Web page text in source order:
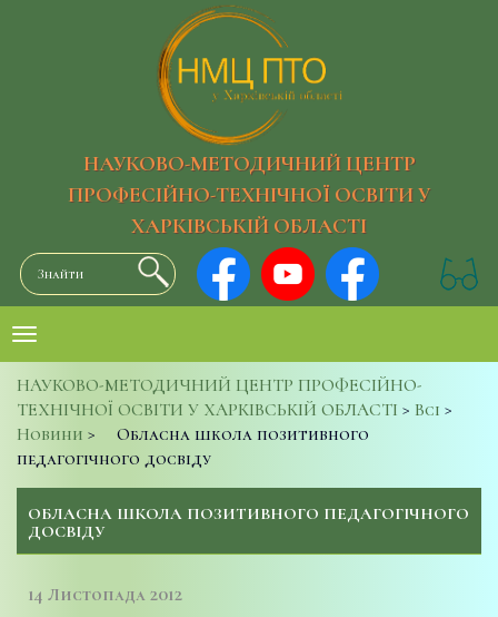
НАУКОВО-МЕТОДИЧНИЙ ЦЕНТР
ПРОФЕСІЙНО-ТЕХНІЧНОЇ ОСВІТИ У
ХАРКІВСЬКІЙ ОБЛАСТІ
НАУКОВО-МЕТОДИЧНИЙ ЦЕНТР ПРОФЕСІЙНО-
ТЕХНІЧНОЇ ОСВІТИ У ХАРКІВСЬКІЙ ОБЛАСТІ > Всі >
Новини >
Обласна школа позитивного
педагогічного досвіду
ОБЛАСНА ШКОЛА ПОЗИТИВНОГО ПЕДАГОГІЧНОГО
ДОСВІДУ
14 Листопада 2012